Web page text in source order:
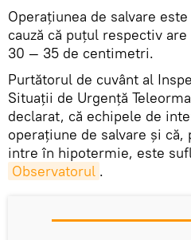
Operaţiunea de salvare
cauză că puţul respectiv
30 — 35 de centimetri.
Purtătorul de cuvânt al
Situaţii de Urgenţă
declarat, că echipele de
operaţiune de salvare şi
intre în hipotermie, este
Observatorul .